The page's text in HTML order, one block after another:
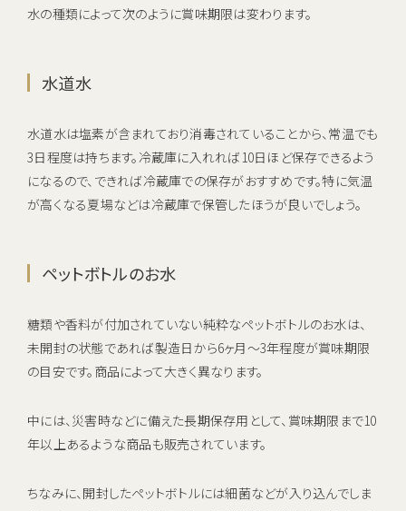
水の種類によって次のように賞味期限は変わります。
水道水
水道水は塩素が含まれており消毒されていることから、常温でも
3日程度は持ちます。冷蔵庫に入れれば10日ほど保存できるよう
になるので、できれば冷蔵庫での保存がおすすめです。特に気温
が高くなる夏場などは冷蔵庫で保管したほうが良いでしょう。
ペットボトルのお水
糖類や香料が付加されていない純粋なペットボトルのお水は、
未開封の状態であれば製造日から6ヶ月～3年程度が賞味期限
の目安です。商品によって大きく異なります。
中には、災害時などに備えた長期保存用として、賞味期限まで10
年以上あるような商品も販売されています。
ちなみに、開封したペットボトルには細菌などが入り込んでしま